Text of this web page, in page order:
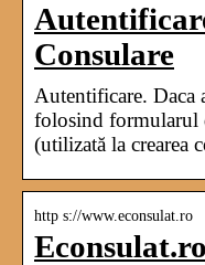
Consulare
Autentificare. Daca
folosind formularul
(utilizată la crearea
http s://www.econsulat.ro
Econsulat.ro